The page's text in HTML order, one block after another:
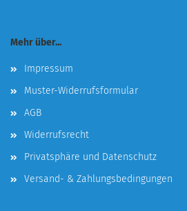
Mehr über...
Impressum
Muster-Widerrufsformular
AGB
Widerrufsrecht
Privatsphäre und Datenschutz
Versand- & Zahlungsbedingungen